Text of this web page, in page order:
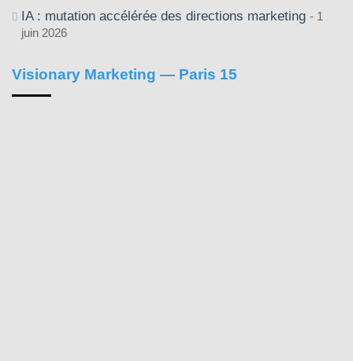
IA : mutation accélérée des directions marketing
1
juin 2026
Visionary Marketing — Paris 15